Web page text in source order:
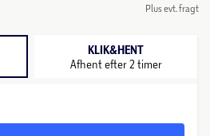
Plus evt. fragt
KLIK&HENT
Afhent efter 2 timer